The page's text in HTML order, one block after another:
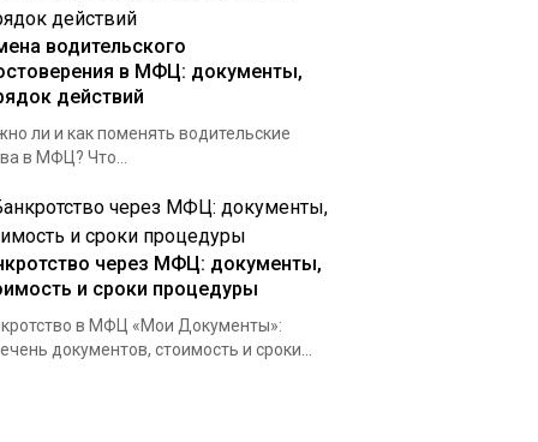
водительского
в МФЦ: документы,
действий
ли и как поменять водительские
в МФЦ? Что...
через МФЦ: документы,
и сроки процедуры
в МФЦ «Мои Документы»:
документов, стоимость и сроки...